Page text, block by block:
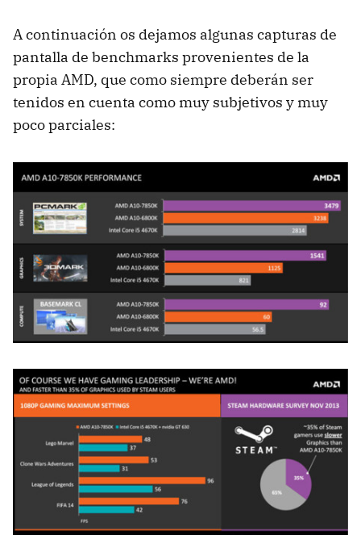
A continuación os dejamos algunas capturas de
pantalla de benchmarks provenientes de la
propia AMD, que como siempre deberán ser
tenidos en cuenta como muy subjetivos y muy
poco parciales: